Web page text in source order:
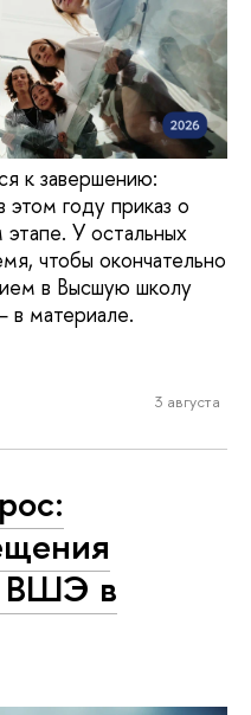
к завершению:
этом году приказ о
У остальных
чтобы окончательно
в Высшую школу
материале.
3 августа
ВШЭ в